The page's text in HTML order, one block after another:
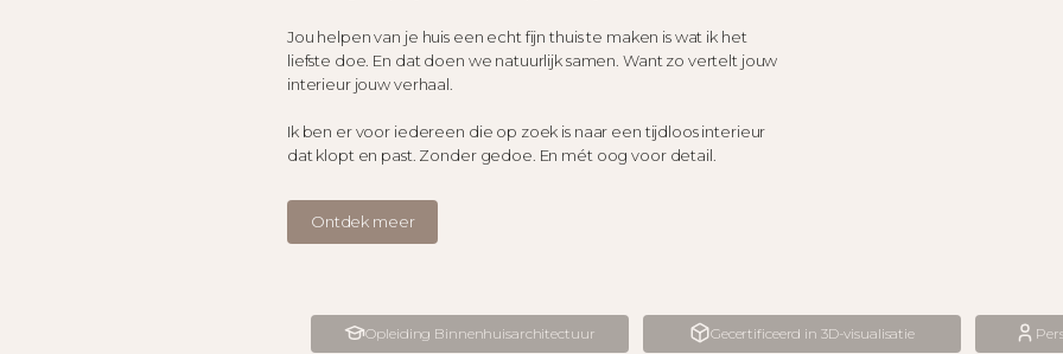
Jou helpen van je huis een echt fijn thuis te maken is wat ik het
liefste doe. En dat doen we natuurlijk samen. Want zo vertelt jouw
interieur jouw verhaal.
Ik ben er voor iedereen die op zoek is naar een tijdloos interieur
dat klopt en past. Zonder gedoe. En mét oog voor detail.
Ontdek meer
Opleiding Binnenhuisarchitectuur Gecertificeerd in 3D-visualisatie